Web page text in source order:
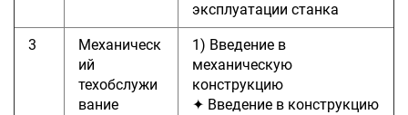
эксплуатации станка
3
Механическ
ий
техобслужи
вание
1) Введение в
механическую
конструкцию
✦ Введение в конструкцию